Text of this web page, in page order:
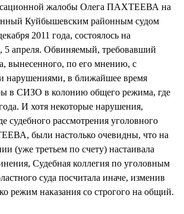
жалобы Олега ПАХТЕЕВА на
Куйбышевским районным судом
2011 года, состоялось на
5 апреля. Обвиняемый, требовавший
вынесенного, по его мнению, с
нарушениями, в ближайшее время
в СИЗО в колонию общего режима, где
И хотя некоторые нарушения,
судебного рассмотрения уголовного
были настолько очевидны, что на
(уже третьем по счету) настаивала
Судебная коллегия по уголовным
суда посчитала иначе, изменив
наказания со строгого на общий.